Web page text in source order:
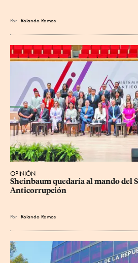
Por Rolando Ramos
OPINIÓN
Sheinbaum quedaría al mando del
Anticorrupción
Por Rolando Ramos